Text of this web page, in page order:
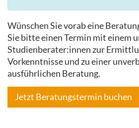
Wünschen Sie vorab eine
Sie bitte einen Termin mit einem
Studienberater:innen zur
Vorkenntnisse und zu einer
ausführlichen Beratung.
Jetzt Beratungstermin buchen